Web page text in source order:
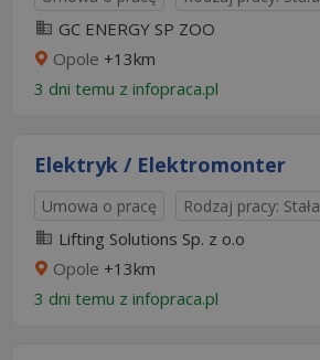
GC ENERGY SP ZOO
Opole +13km
3 dni temu z infopraca.pl
Elektryk / Elektromonter
Umowa o pracę Rodzaj pracy: Stała
Lifting Solutions Sp. z o.o
Opole +13km
3 dni temu z infopraca.pl